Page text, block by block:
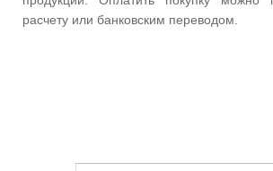
расчету или банковским переводом.